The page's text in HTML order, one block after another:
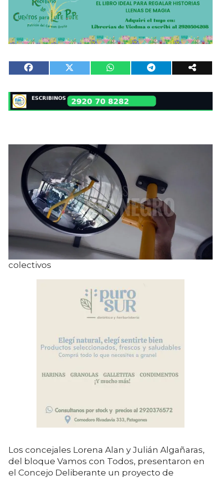
colectivos
Los concejales Lorena Alan y Julián Algañaras,
del bloque Vamos con Todos, presentaron en
el Concejo Deliberante un proyecto de